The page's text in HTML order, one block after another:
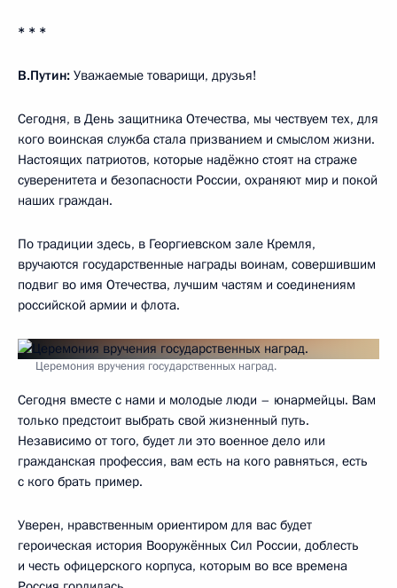
* * *
В.Путин: Уважаемые товарищи, друзья!
Сегодня, в День защитника Отечества, мы чествуем тех, для
кого воинская служба стала призванием и смыслом жизни.
Настоящих патриотов, которые надёжно стоят на страже
суверенитета и безопасности России, охраняют мир и покой
наших граждан.
По традиции здесь, в Георгиевском зале Кремля,
вручаются государственные награды воинам, совершившим
подвиг во имя Отечества, лучшим частям и соединениям
российской армии и флота.
Церемония вручения государственных наград.
Сегодня вместе с нами и молодые люди – юнармейцы. Вам
только предстоит выбрать свой жизненный путь.
Независимо от того, будет ли это военное дело или
гражданская профессия, вам есть на кого равняться, есть
с кого брать пример.
Уверен, нравственным ориентиром для вас будет
героическая история Вооружённых Сил России, доблесть
и честь офицерского корпуса, которым во все времена